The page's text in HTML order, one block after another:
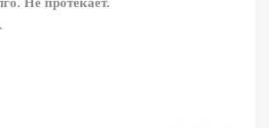
Не протекает.